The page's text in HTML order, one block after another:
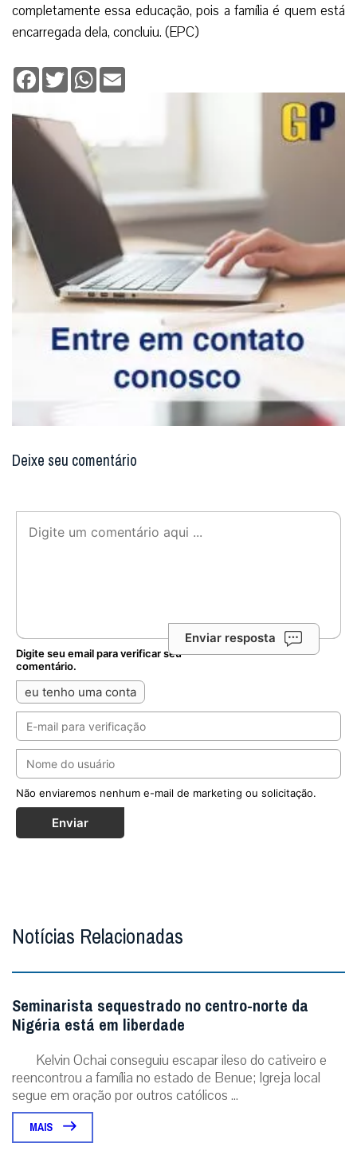
completamente essa educação, pois a família é quem está
encarregada dela, concluiu. (EPC)
Facebook
TwitterWhatsApp
Deixe seu comentário
Enviar resposta
Digite seu email para verificar seu
comentário.
eu tenho uma conta
Não enviaremos nenhum e-mail de marketing ou solicitação.
Enviar
Notícias Relacionadas
Seminarista sequestrado no centro-norte da
Nigéria está em liberdade
Kelvin Ochai conseguiu escapar ileso do cativeiro e
reencontrou a família no estado de Benue; Igreja local
segue em oração por outros católicos ...
MAIS